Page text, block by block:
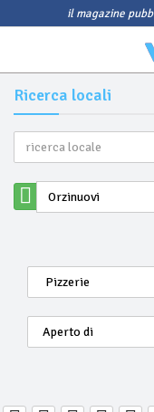
il magazine
Ricerca locali